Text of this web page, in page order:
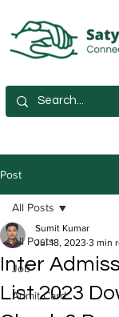
Post
All Posts
Job
Admit Card
All Posts
Inter
List 2023
Sumit Kumar
Jul 18, 2023 3 min